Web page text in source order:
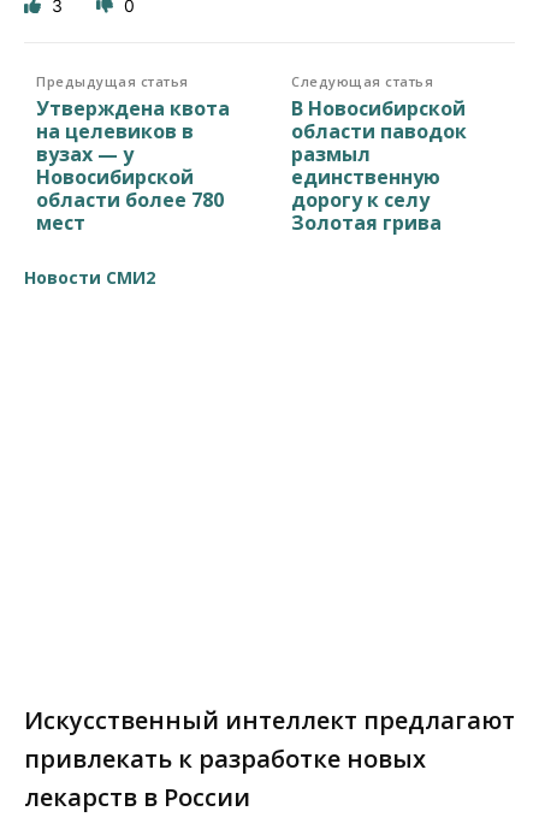
3 0
Предыдущая статья
Утверждена квота
на целевиков в
вузах — у
Новосибирской
области более 780
мест
Следующая статья
В Новосибирской
области паводок
размыл
единственную
дорогу к селу
Золотая грива
Новости СМИ2
Искусственный интеллект предлагают
привлекать к разработке новых
лекарств в России